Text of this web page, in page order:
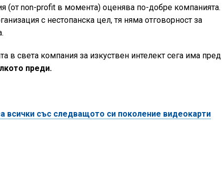
(от non-profit в момента) оценява по-добре компанията.
с нестопанска цел, тя няма отговорност за
в света компания за изкуствен интелект сега има пред
преди.
всички със следващото си поколение видеокарти